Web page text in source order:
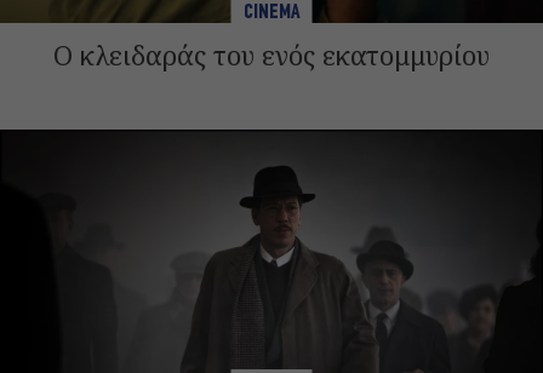
CINEMA
Ο κλειδαράς του ενός εκατομμυρίου